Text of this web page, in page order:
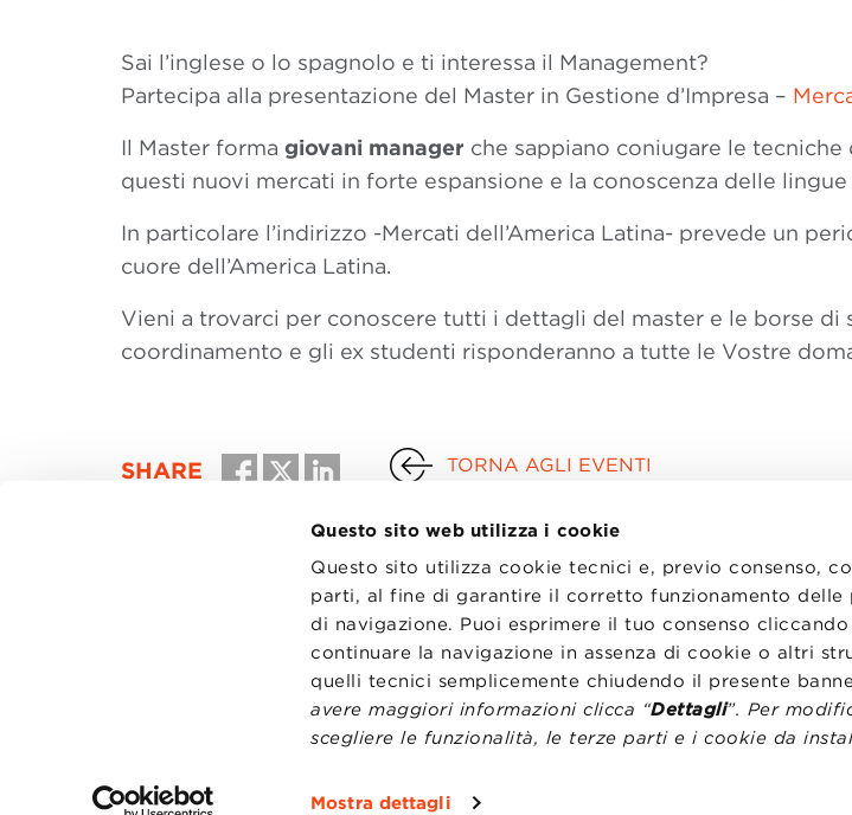
Questo sito web utilizza i cookie
Questo sito utilizza cookie tecnici e, previo consenso,
parti, al fine di garantire il corretto funzionamento delle
di navigazione. Puoi esprimere il tuo consenso
continuare la navigazione in assenza di cookie o altri
quelli tecnici semplicemente chiudendo il presente
avere maggiori informazioni clicca “Dettagli”. Per
scegliere le funzionalità, le terze parti e i cookie da
Mostra dettagli
Sai l’inglese o lo spagnolo e ti interessa il Management?
Partecipa alla presentazione del Master in Gestione d’Impresa –
Il Master forma giovani manager che sappiano coniugare le
questi nuovi mercati in forte espansione e la conoscenza delle
In particolare l’indirizzo -Mercati dell’America Latina- prevede un
cuore dell’America Latina.
Vieni a trovarci per conoscere tutti i dettagli del master e le borse
coordinamento e gli ex studenti risponderanno a tutte le Vostre
SHARE TORNA AGLI EVENTI
CONTATTI
TRASPARENZA
PRIVACY
PREFERENZE COOKIE